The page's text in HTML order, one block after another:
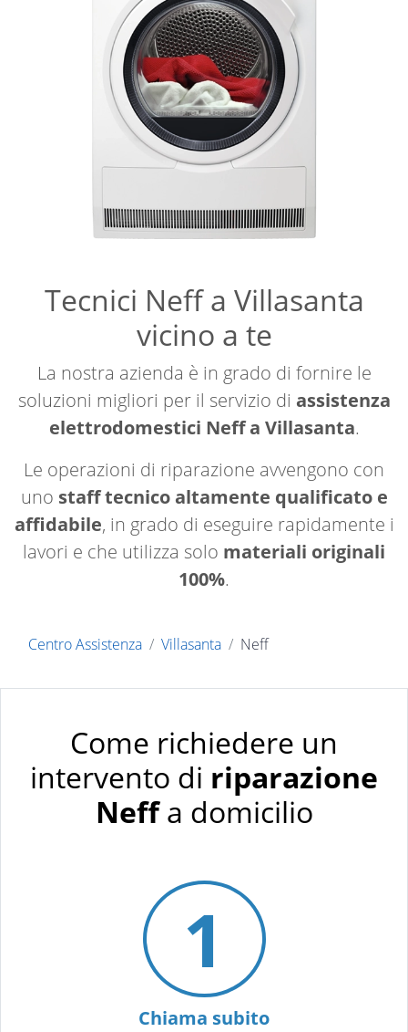
Tecnici Neff a Villasanta
vicino a te
La nostra azienda è in grado di fornire le
soluzioni migliori per il servizio di assistenza
elettrodomestici Neff a Villasanta.
Le operazioni di riparazione avvengono con
uno staff tecnico altamente qualificato e
affidabile, in grado di eseguire rapidamente i
lavori e che utilizza solo materiali originali
100%.
Centro Assistenza Villasanta Neff
Come richiedere un
intervento di riparazione
Neffa domicilio
1
Chiama subito